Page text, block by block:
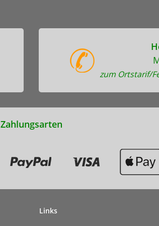
zum Ortstarif/
Zahlungsarten
Links